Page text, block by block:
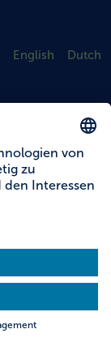
English Dutch